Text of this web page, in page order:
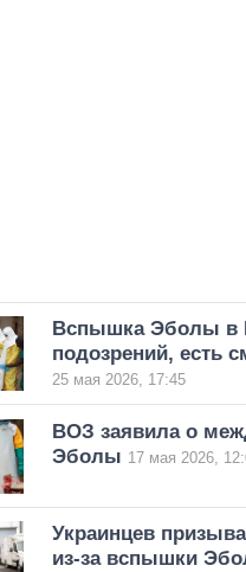
Вспышка Эболы в
подозрений, есть
25 мая 2026, 17:45
ВОЗ заявила о
Эболы 17 мая 2026,
Украинцев
из-за вспышки